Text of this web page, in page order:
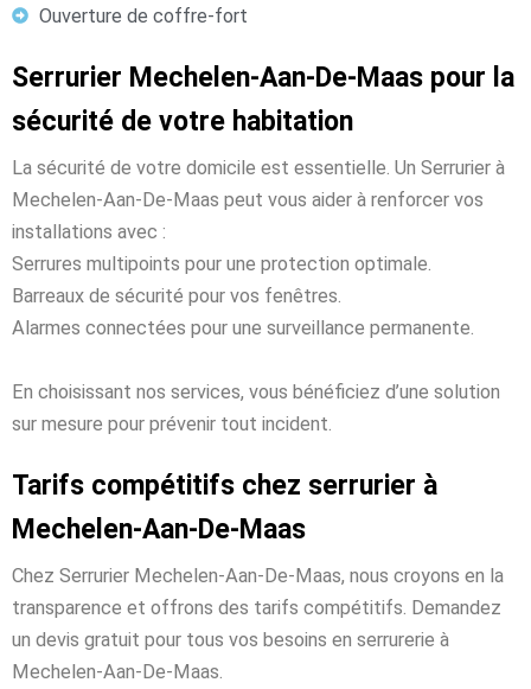
Ouverture de coffre-fort
Serrurier Mechelen-Aan-De-Maas pour la
sécurité de votre habitation
La sécurité de votre domicile est essentielle. Un Serrurier à
Mechelen-Aan-De-Maas peut vous aider à renforcer vos
installations avec :
Serrures multipoints pour une protection optimale.
Barreaux de sécurité pour vos fenêtres.
Alarmes connectées pour une surveillance permanente.
En choisissant nos services, vous bénéficiez d’une solution
sur mesure pour prévenir tout incident.
Tarifs compétitifs chez serrurier à
Mechelen-Aan-De-Maas
Chez Serrurier Mechelen-Aan-De-Maas, nous croyons en la
transparence et offrons des tarifs compétitifs. Demandez
un devis gratuit pour tous vos besoins en serrurerie à
Mechelen-Aan-De-Maas.